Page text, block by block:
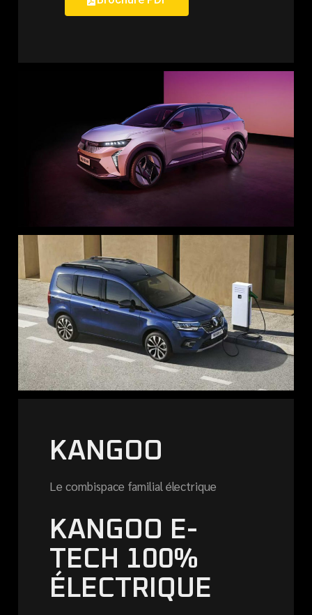
KANGOO
Le combispace familial électrique
KANGOO E-
TECH 100%
ÉLECTRIQUE